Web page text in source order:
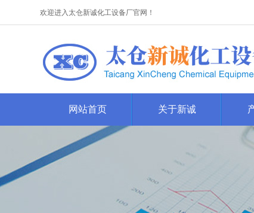
欢迎进入太仓新诚化工设备厂官网！
网站首页 关于新诚